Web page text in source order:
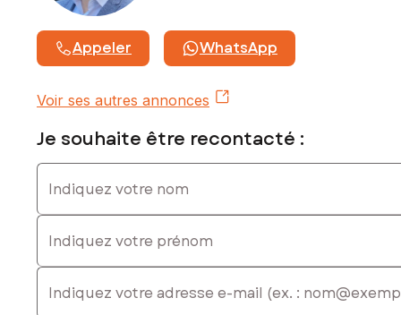
Prix de vente : 425 000 €
Contactez votre conseiller SAFTI : Stéphane JIMENEZ, Tél. :
commercial immatriculé au RSAC de Bordeaux sous le
Appeler WhatsApp
Voir ses autres annonces
Je souhaite être recontacté :
Indiquez votre nom
Indiquez votre prénom
E-mail